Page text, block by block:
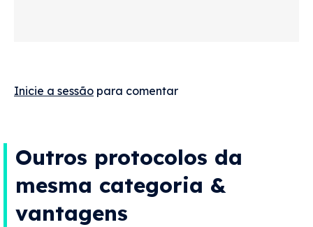
Inicie a sessão para comentar
Outros protocolos da
mesma categoria &
vantagens